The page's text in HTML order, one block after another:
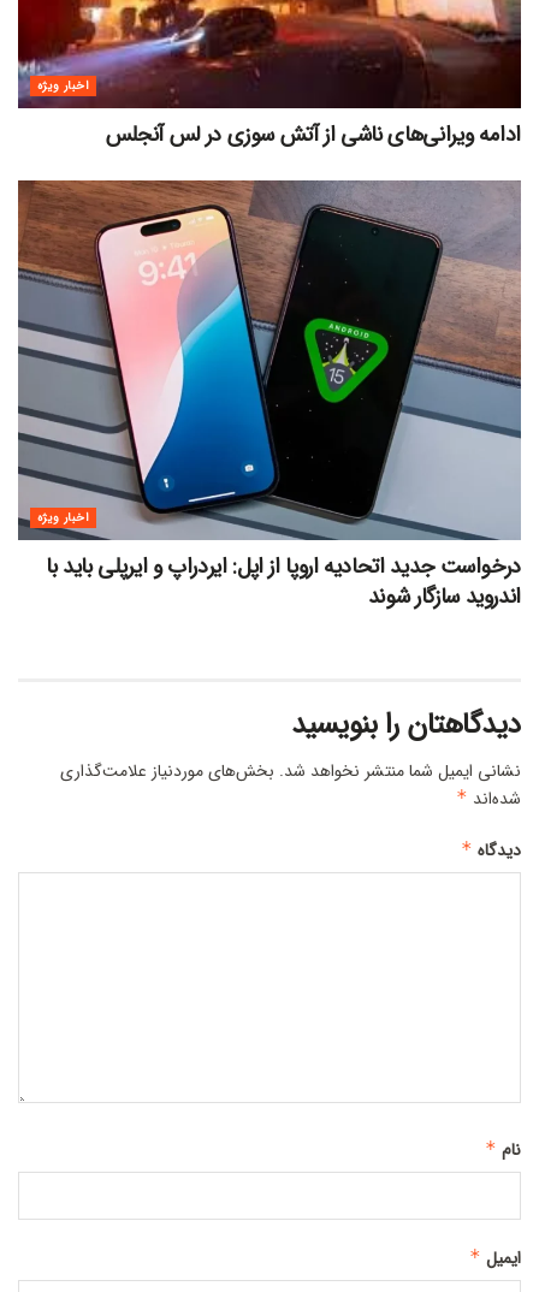
اخبار ویژه
ادامه ویرانی‌های ناشی از آتش سوزی در لس آنجلس
اخبار ویژه
درخواست جدید اتحادیه اروپا از اپل: ایردراپ و ایرپلی باید با
اندروید سازگار شوند
دیدگاهتان را بنویسید
نشانی ایمیل شما منتشر نخواهد شد. بخش‌های موردنیاز علامت‌گذاری
شده‌اند *
دیدگاه *
نام *
ایمیل *